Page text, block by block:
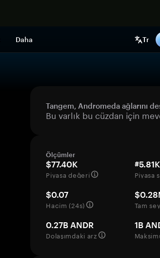
Daha Tr
Tangem, Andromeda ağlarını
Bu varlık bu cüzdan için
Ölçümler
$77.40K
Piyasa değeri
#5.81K
Piyasa
$0.07
Hacim (24s)
0.27B ANDR
Dolaşımdaki arz
1B